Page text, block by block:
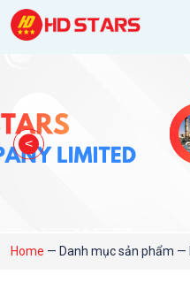
Home — Danh mục sản phẩm —